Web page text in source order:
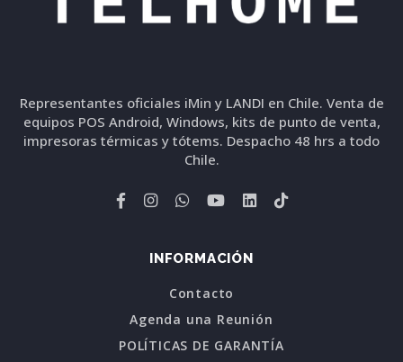
Representantes oficiales iMin y LANDI en Chile. Venta de
equipos POS Android, Windows, kits de punto de venta,
impresoras térmicas y tótems. Despacho 48 hrs a todo
Chile.
INFORMACIÓN
Contacto
Agenda una Reunión
POLÍTICAS DE GARANTÍA